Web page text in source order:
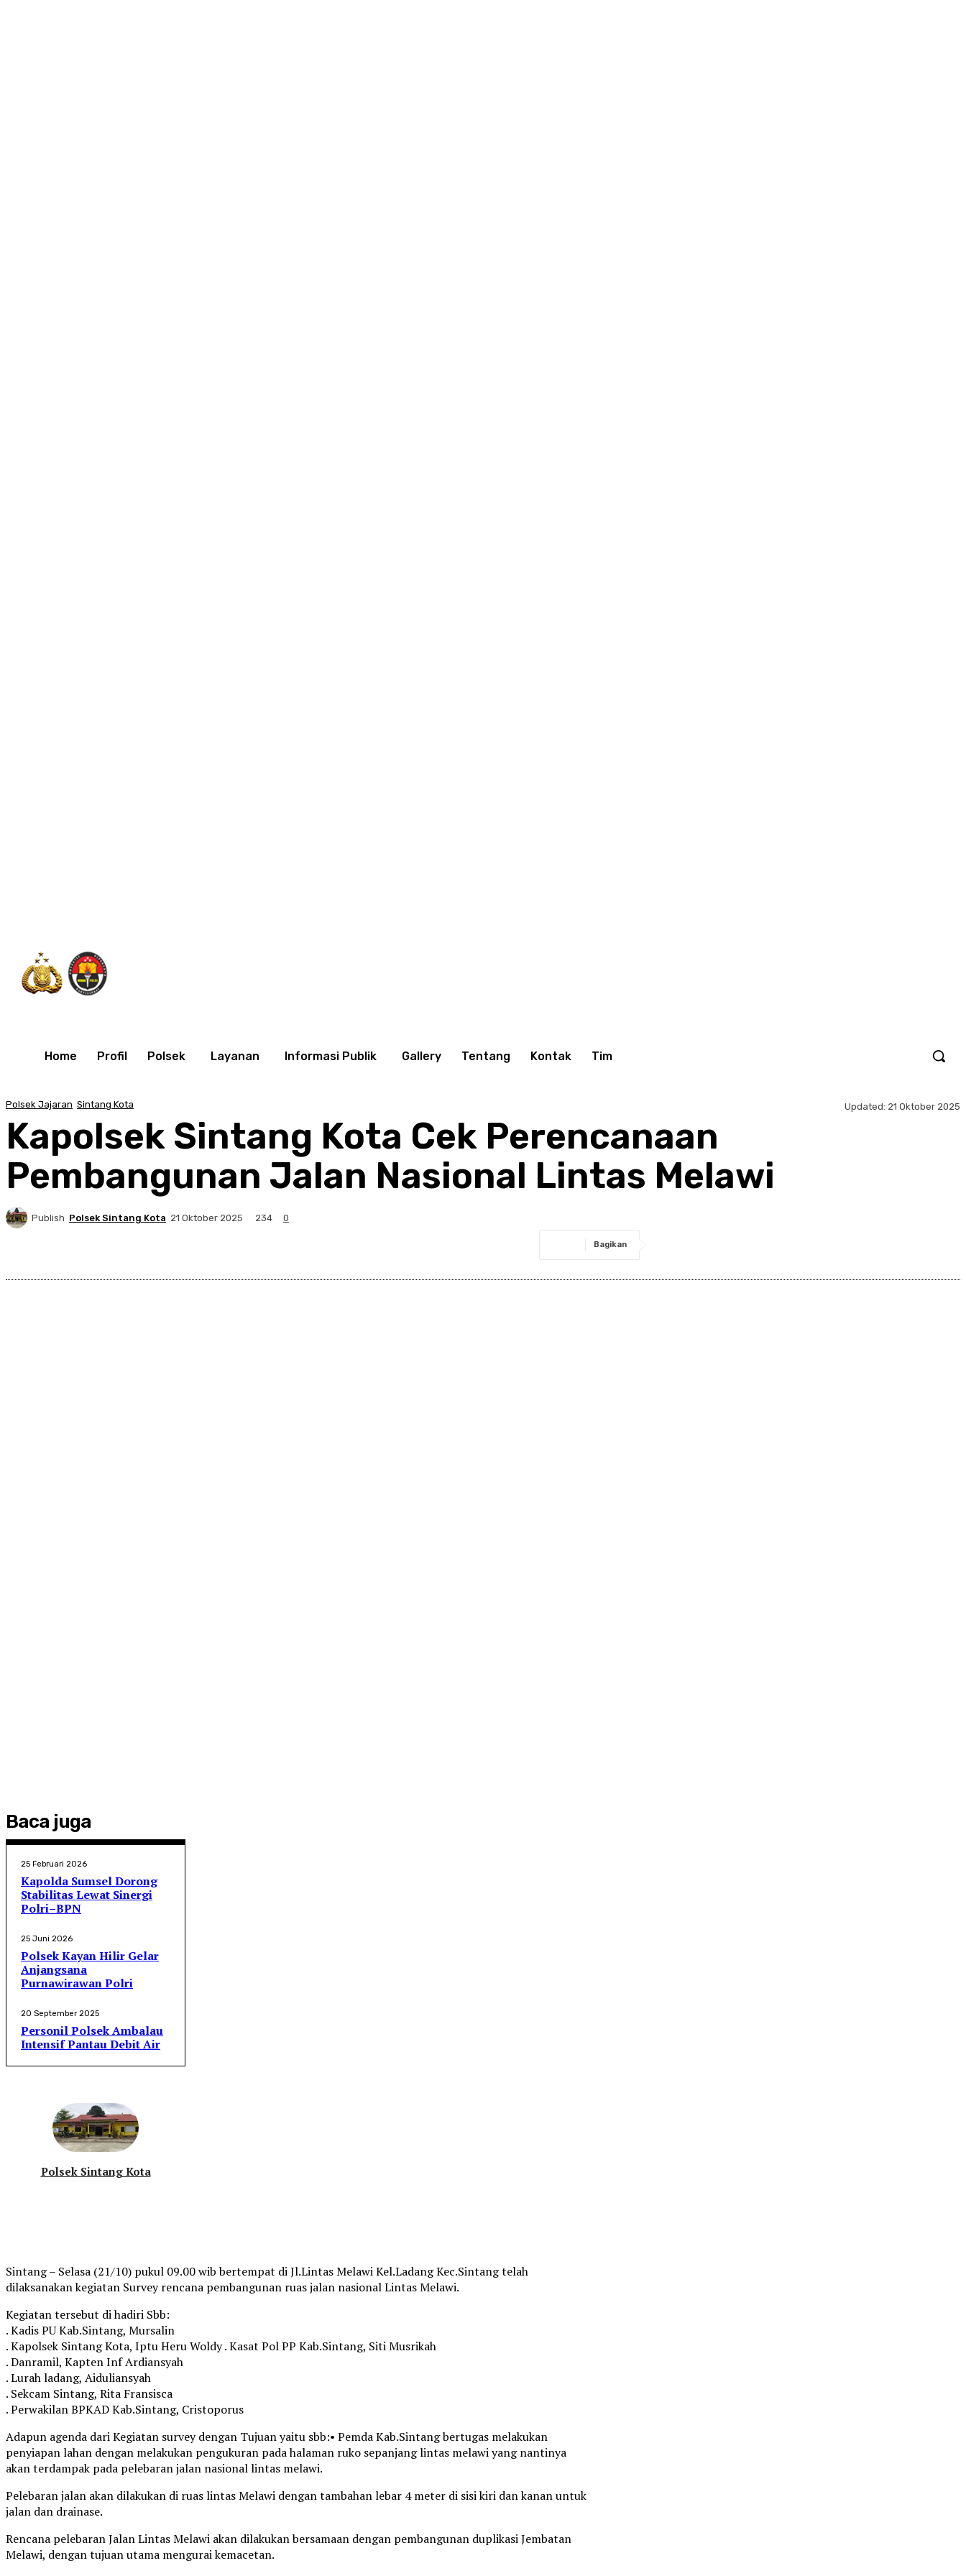
Home Profil Polsek Layanan Informasi Publik Gallery Tentang Kontak Tim
Polsek Jajaran Sintang Kota Updated: 21 Oktober 2025
Kapolsek Sintang Kota Cek Perencanaan
Pembangunan Jalan Nasional Lintas Melawi
Publish Polsek Sintang Kota 21 Oktober 2025 234 0
Bagikan
Baca juga
25 Februari 2026
Kapolda Sumsel Dorong
Stabilitas Lewat Sinergi
Polri–BPN
25 Juni 2026
Polsek Kayan Hilir Gelar
Anjangsana
Purnawirawan Polri
20 September 2025
Personil Polsek Ambalau
Intensif Pantau Debit Air
Polsek Sintang Kota
Sintang – Selasa (21/10) pukul 09.00 wib bertempat di Jl.Lintas Melawi Kel.Ladang Kec.Sintang telah
dilaksanakan kegiatan Survey rencana pembangunan ruas jalan nasional Lintas Melawi.
Kegiatan tersebut di hadiri Sbb:
. Kadis PU Kab.Sintang, Mursalin
. Kapolsek Sintang Kota, Iptu Heru Woldy . Kasat Pol PP Kab.Sintang, Siti Musrikah
. Danramil, Kapten Inf Ardiansyah
. Lurah ladang, Aiduliansyah
. Sekcam Sintang, Rita Fransisca
. Perwakilan BPKAD Kab.Sintang, Cristoporus
Adapun agenda dari Kegiatan survey dengan Tujuan yaitu sbb:• Pemda Kab.Sintang bertugas melakukan
penyiapan lahan dengan melakukan pengukuran pada halaman ruko sepanjang lintas melawi yang nantinya
akan terdampak pada pelebaran jalan nasional lintas melawi.
Pelebaran jalan akan dilakukan di ruas lintas Melawi dengan tambahan lebar 4 meter di sisi kiri dan kanan untuk
jalan dan drainase.
Rencana pelebaran Jalan Lintas Melawi akan dilakukan bersamaan dengan pembangunan duplikasi Jembatan
Melawi, dengan tujuan utama mengurai kemacetan.